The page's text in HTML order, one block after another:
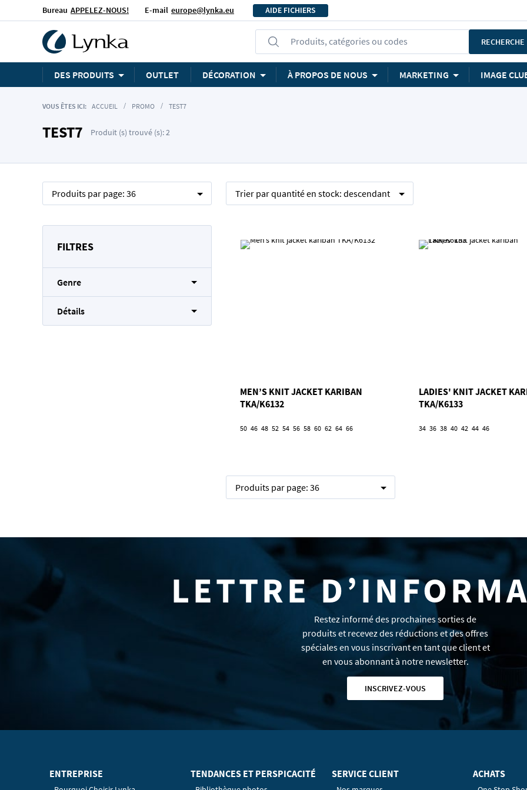
Bureau APPELEZ-NOUS! E-mail europe@lynka.eu AIDE FICHIERS
Produits, catégories ou codes RECHERCHE
DES PRODUITS OUTLET DÉCORATION À PROPOS DE NOUS MARKETING IMAGE
VOUS ÊTES ICI: ACCUEIL PROMO TEST7
TEST7 Produit (s) trouvé (s): 2
Produits par page: 36 Trier parquantité en stock: descendant
MEN’S KNIT JACKET KARIBAN
TKA/K6132
50 46 48 52 54 56 58 60 62 64 66
LADIES' KNIT JACKET
TKA/K6133
34 36 38 40 42 44 46
Produits par page: 36
FILTRES
Genre
Détails
LETTRE
Restez informé des prochaines sorties de
produits et recevez des réductions et des offres
spéciales en vous inscrivant en tant que client et
en vous abonnant à notre newsletter.
INSCRIVEZ-VOUS
ENTREPRISE TENDANCES ET PERSPICACITÉ SERVICE CLIENT ACHATS